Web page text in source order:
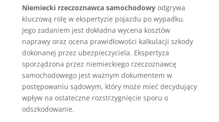
Niemiecki rzeczoznawca samochodowyodgrywa
kluczową rolę w ekspertyzie pojazdu po wypadku.
Jego zadaniem jest dokładna wycena kosztów
naprawy oraz ocena prawidłowości kalkulacji szkody
dokonanej przez ubezpieczyciela. Ekspertyza
sporządzona przez niemieckiego rzeczoznawcę
samochodowego jest ważnym dokumentem w
postępowaniu sądowym, który może mieć decydujący
wpływ na ostateczne rozstrzygnięcie sporu o
odszkodowanie.